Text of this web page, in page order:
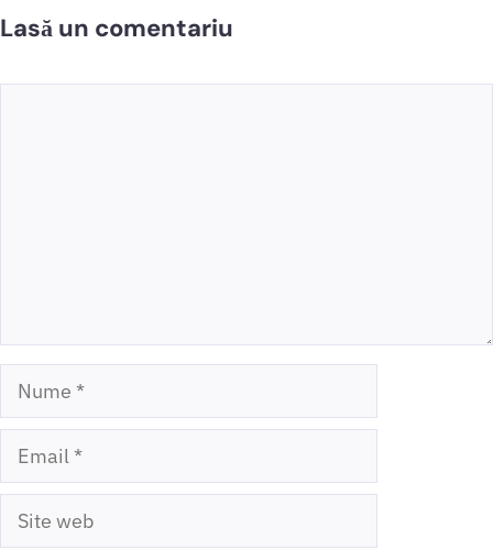
Lasă un comentariu
Nume
Email
Site